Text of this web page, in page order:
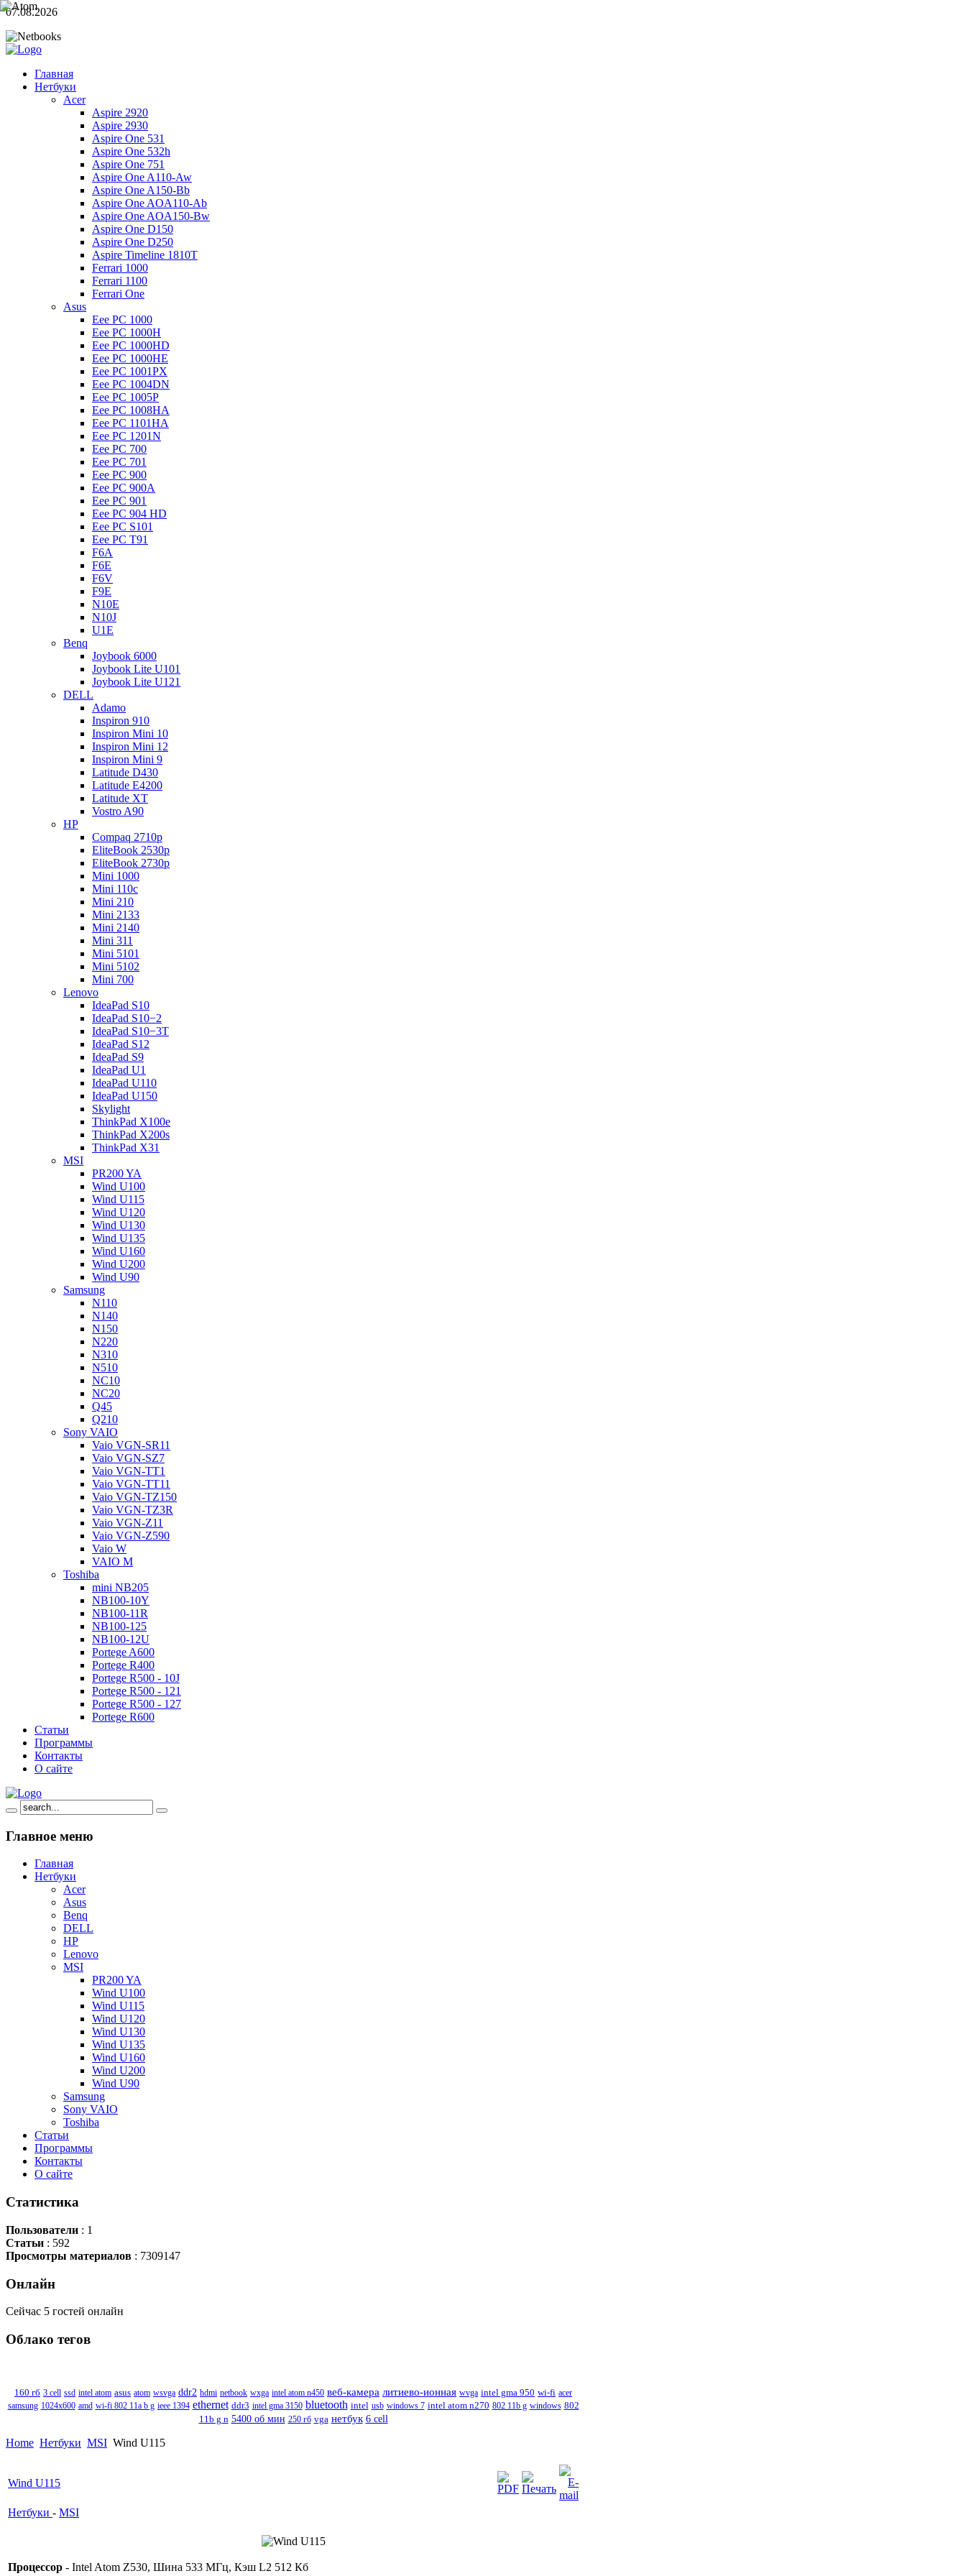
07.08.2026
Главная
Нетбуки
Acer
Aspire 2920
Aspire 2930
Aspire One 531
Aspire One 532h
Aspire One 751
Aspire One A110-Aw
Aspire One A150-Bb
Aspire One AOA110-Ab
Aspire One AOA150-Bw
Aspire One D150
Aspire One D250
Aspire Timeline 1810T
Ferrari 1000
Ferrari 1100
Ferrari One
Asus
Eee PC 1000
Eee PC 1000H
Eee PC 1000HD
Eee PC 1000HE
Eee PC 1001PX
Eee PC 1004DN
Eee PC 1005P
Eee PC 1008HA
Eee PC 1101HA
Eee PC 1201N
Eee PC 700
Eee PC 701
Eee PC 900
Eee PC 900A
Eee PC 901
Eee PC 904 HD
Eee PC S101
Eee PC T91
F6A
F6E
F6V
F9E
N10E
N10J
U1E
Benq
Joybook 6000
Joybook Lite U101
Joybook Lite U121
DELL
Adamo
Inspiron 910
Inspiron Mini 10
Inspiron Mini 12
Inspiron Mini 9
Latitude D430
Latitude E4200
Latitude XT
Vostro A90
HP
Compaq 2710p
EliteBook 2530p
EliteBook 2730p
Mini 1000
Mini 110c
Mini 210
Mini 2133
Mini 2140
Mini 311
Mini 5101
Mini 5102
Mini 700
Lenovo
IdeaPad S10
IdeaPad S10−2
IdeaPad S10−3T
IdeaPad S12
IdeaPad S9
IdeaPad U1
IdeaPad U110
IdeaPad U150
Skylight
ThinkPad X100e
ThinkPad X200s
ThinkPad X31
MSI
PR200 YA
Wind U100
Wind U115
Wind U120
Wind U130
Wind U135
Wind U160
Wind U200
Wind U90
Samsung
N110
N140
N150
N220
N310
N510
NC10
NC20
Q45
Q210
Sony VAIO
Vaio VGN-SR11
Vaio VGN-SZ7
Vaio VGN-TT1
Vaio VGN-TT11
Vaio VGN-TZ150
Vaio VGN-TZ3R
Vaio VGN-Z11
Vaio VGN-Z590
Vaio W
VAIO M
Toshiba
mini NB205
NB100-10Y
NB100-11R
NB100-125
NB100-12U
Portege A600
Portege R400
Portege R500 - 10J
Portege R500 - 121
Portege R500 - 127
Portege R600
Статьи
Программы
Контакты
О сайте
Главное меню
Главная
Нетбуки
Acer
Asus
Benq
DELL
HP
Lenovo
MSI
PR200 YA
Wind U100
Wind U115
Wind U120
Wind U130
Wind U135
Wind U160
Wind U200
Wind U90
Samsung
Sony VAIO
Toshiba
Статьи
Программы
Контакты
О сайте
Статистика
Пользователи : 1
Статьи : 592
Просмотры материалов : 7309147
Онлайн
Сейчас 5 гостей онлайн
Облако тегов
160 гб 3 cell ssd intel atom asus atom wsvga ddr2 hdmi netbook wxga intel atom n450 веб-камера литиево-ионная wvga intel gma 950 wi-fi acer
samsung 1024x600 amd wi-fi 802 11a b g ieee 1394 ethernet ddr3 intel gma 3150 bluetooth intel usb windows 7 intel atom n270 802 11b g windows 802
11b g n 5400 об мин 250 гб vga нетбук 6 cell
Home Нетбуки MSI Wind U115
Wind U115
Нетбуки - MSI
Процессор - Intel Atom Z530, Шина 533 МГц, Кэш L2 512 Кб